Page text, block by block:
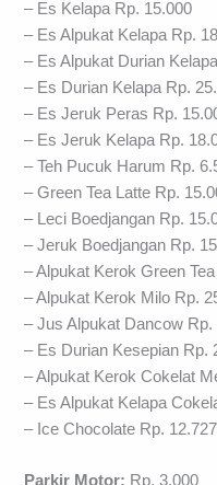
– Es Kelapa Rp. 15.000
– Es Alpukat Kelapa Rp.
– Es Alpukat Durian
– Es Durian Kelapa Rp.
– Es Jeruk Peras Rp.
– Es Jeruk Kelapa Rp.
– Teh Pucuk Harum Rp.
– Green Tea Latte Rp.
– Leci Boedjangan Rp.
– Jeruk Boedjangan Rp.
– Alpukat Kerok Green
– Alpukat Kerok Milo Rp.
– Jus Alpukat Dancow Rp.
– Es Durian Kesepian Rp.
– Alpukat Kerok Cokelat
– Es Alpukat Kelapa
– Ice Chocolate Rp. 12.727
Parkir Motor: Rp. 3.000